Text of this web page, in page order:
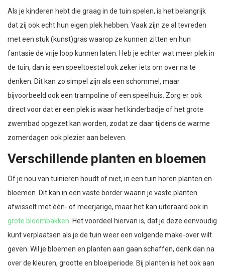
Als je kinderen hebt die graag in de tuin spelen, is het belangrijk
dat zij ook echt hun eigen plek hebben. Vaak zijn ze al tevreden
met een stuk (kunst)gras waarop ze kunnen zitten en hun
fantasie de vrije loop kunnen laten. Heb je echter wat meer plek in
de tuin, dan is een speeltoestel ook zeker iets om over na te
denken. Dit kan zo simpel zijn als een schommel, maar
bijvoorbeeld ook een trampoline of een speelhuis. Zorg er ook
direct voor dat er een plek is waar het kinderbadje of het grote
zwembad opgezet kan worden, zodat ze daar tijdens de warme
zomerdagen ook plezier aan beleven.
Verschillende planten en bloemen
Of je nou van tuinieren houdt of niet, in een tuin horen planten en
bloemen. Dit kan in een vaste border waarin je vaste planten
afwisselt met één- of meerjarige, maar het kan uiteraard ook in
grote bloembakken . Het voordeel hiervan is, dat je deze eenvoudig
kunt verplaatsen als je de tuin weer een volgende make-over wilt
geven. Wil je bloemen en planten aan gaan schaffen, denk dan na
over de kleuren, grootte en bloeiperiode. Bij planten is het ook aan